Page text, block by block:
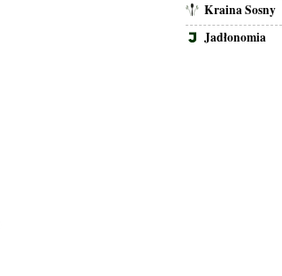
Kraina Sosny
Jadłonomia